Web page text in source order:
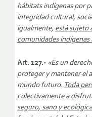
hábitats indígenas por
integridad cultural,
igualmente, está sujeto
comunidades indígenas
Art. 127.- «Es un
proteger y mantener el
mundo futuro. Toda
colectivamente a
seguro, sano y